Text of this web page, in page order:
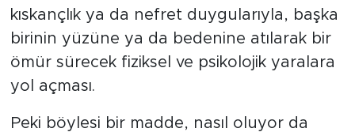
kıskançlık ya da nefret duygularıyla, başka
birinin yüzüne ya da bedenine atılarak bir
ömür sürecek fiziksel ve psikolojik yaralara
yol açması.
Peki böylesi bir madde, nasıl oluyor da